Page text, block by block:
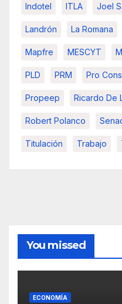
Indotel ITLA Joel
Landrón La Romana
Mapfre MESCYT
PLD PRM Pro
Propeep Ricardo De
Robert Polanco
Titulación Trabajo
You missed
ECONOMÍA